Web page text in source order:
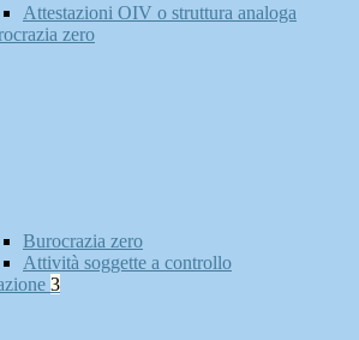
Attestazioni OIV o struttura analoga
zero
Burocrazia zero
Attività soggette a controllo
3